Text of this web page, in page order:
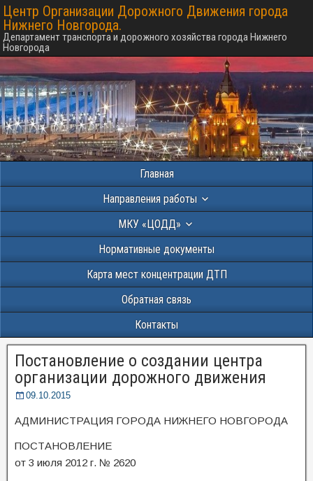
Центр Организации Дорожного Движения города
Нижнего Новгорода.
Департамент транспорта и дорожного хозяйства города Нижнего
Новгорода
Главная
Направления работы
МКУ «ЦОДД»
Нормативные документы
Карта мест концентрации ДТП
Обратная связь
Контакты
Постановление о создании центра
организации дорожного движения
09.10.2015
АДМИНИСТРАЦИЯ ГОРОДА НИЖНЕГО НОВГОРОДА
ПОСТАНОВЛЕНИЕ
от 3 июля 2012 г. № 2620